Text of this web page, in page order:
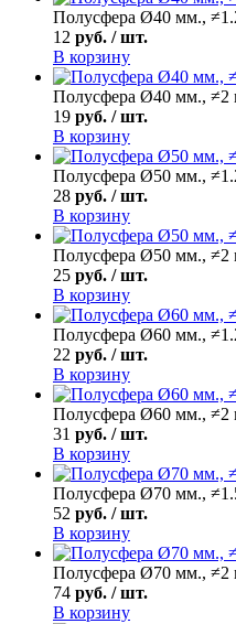
Полусфера Ø40 мм.,
12 руб. / шт.
В корзину
Полусфера Ø40 мм., ≠2
19 руб. / шт.
В корзину
Полусфера Ø50 мм.,
28 руб. / шт.
В корзину
Полусфера Ø50 мм., ≠2
25 руб. / шт.
В корзину
Полусфера Ø60 мм.,
22 руб. / шт.
В корзину
Полусфера Ø60 мм., ≠2
31 руб. / шт.
В корзину
Полусфера Ø70 мм.,
52 руб. / шт.
В корзину
Полусфера Ø70 мм., ≠2
74 руб. / шт.
В корзину